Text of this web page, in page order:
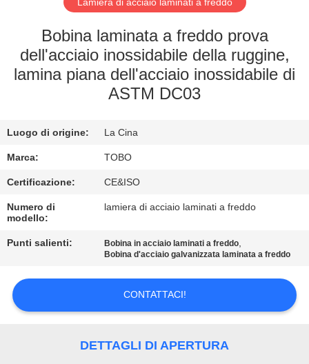
FABBRICA
CONTROLLO
CONTATTICI
NOTIZIA
CASI
MAPPA
DEL
Lamiera di acciaio laminati a freddo
Bobina laminata a freddo prova
dell'acciaio inossidabile della ruggine,
lamina piana dell'acciaio inossidabile di
ASTM DC03
Luogo di origine: La Cina
Marca: TOBO
Certificazione: CE&ISO
Numero di
modello:
lamiera di acciaio laminati a freddo
Punti salienti: Bobina in acciaio laminati a freddo,
Bobina d'acciaio galvanizzata laminata a freddo
CONTATTACI!
DETTAGLI DI APERTURA